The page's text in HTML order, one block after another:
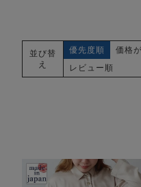
並び替
え
優先度順 価格
レビュー順